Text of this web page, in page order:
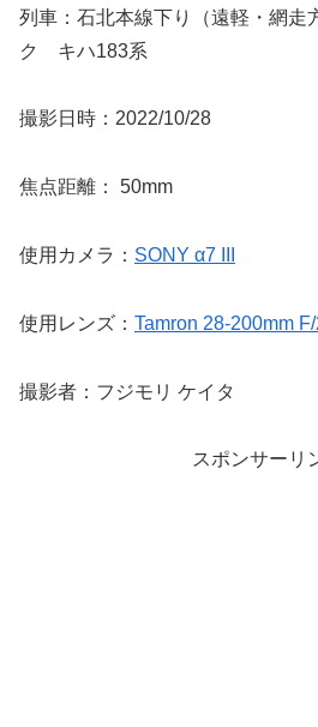
列車：石北本線下り（遠軽・網
ク キハ183系
撮影日時：2022/10/28
焦点距離： 50mm
使用カメラ： SONY α7 III
使用レンズ： Tamron 28-200mm
撮影者：フジモリ ケイタ
スポンサーリ